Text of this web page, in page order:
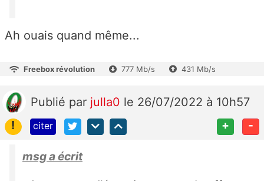
Ah ouais quand même...
Freebox révolution 777 Mb/s 431 Mb/s
Publié par julla0 le 26/07/2022 à 10h57
!
citer + -
msg a écrit